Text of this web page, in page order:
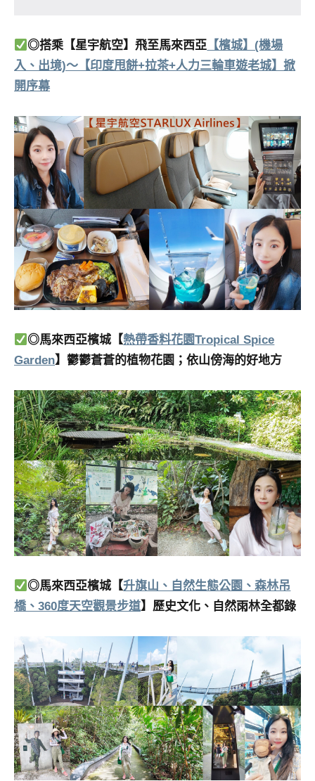
◎搭乘【星宇航空】飛至馬來西亞 【檳城】(機場
入、出境)～【印度甩餅+拉茶+人力三輪車遊老城】掀
開序幕
◎馬來西亞檳城【熱帶香料花園Tropical Spice
Garden】鬱鬱蒼蒼的植物花園；依山傍海的好地方
◎馬來西亞檳城【升旗山、自然生態公園、森林吊
橋、360度天空觀景步道】歷史文化、自然雨林全都錄